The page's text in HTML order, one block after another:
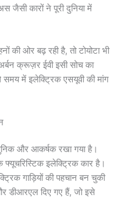
जैसी कारों ने पूरी दुनिया में
की ओर बढ़ रही है, तो टोयोटा भी
क्रूज़र ईवी इसी सोच का
समय में इलेक्ट्रिक एसयूवी की मांग
और आकर्षक रखा गया है।
इलेक्ट्रिक कार है।
गाड़ियों की पहचान बन चुकी
डीआरएल दिए गए हैं, जो इसे